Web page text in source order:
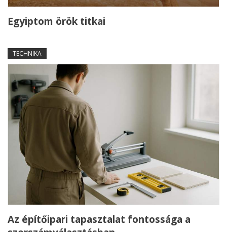
Egyiptom örök titkai
TECHNIKA
Az építőipari tapasztalat fontossága a